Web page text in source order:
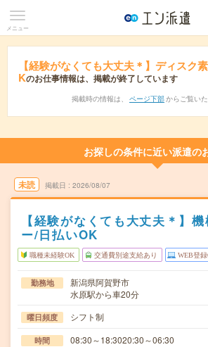
メニュー
【経験がなくても大丈夫＊】ディスク
Kのお仕事情報は、掲載が終了しています
掲載時の情報は、 ページ下部 からご覧いた
お探しの条件に近い派遣の
未読 掲載日 2026/08/07
【経験がなくても大丈夫＊】
ー/日払いOK
職種未経験OK 交通費別途支給あり WEB登
勤務地
新潟県阿賀野市
水原駅から車20分
曜日頻度 シフト制
時間 08:30～18:3020:30～06:30